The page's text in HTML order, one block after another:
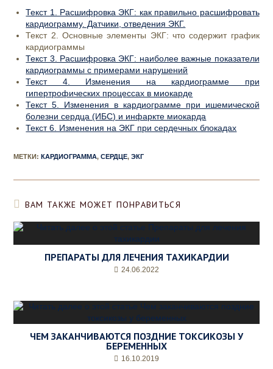
Текст 1. Расшифровка ЭКГ: как правильно расшифровать
кардиограмму. Датчики, отведения ЭКГ.
Текст 2. Основные элементы ЭКГ: что содержит график
кардиограммы
Текст 3. Расшифровка ЭКГ: наиболее важные показатели
кардиограммы с примерами нарушений
Текст 4. Изменения на кардиограмме при
гипертрофических процессах в миокарде
Текст 5. Изменения в кардиограмме при ишемической
болезни сердца (ИБС) и инфаркте миокарда
Текст 6. Изменения на ЭКГ при сердечных блокадах
МЕТКИ:КАРДИОГРАММА, СЕРДЦЕ, ЭКГ
ВАМ ТАКЖЕ МОЖЕТ ПОНРАВИТЬСЯ
ПРЕПАРАТЫ ДЛЯ ЛЕЧЕНИЯ ТАХИКАРДИИ
24.06.2022
ЧЕМ ЗАКАНЧИВАЮТСЯ ПОЗДНИЕ ТОКСИКОЗЫ У
БЕРЕМЕННЫХ
16.10.2019